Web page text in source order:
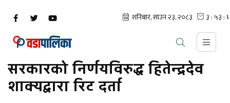
सरकारको निर्णयविरुद्ध हितेन्द्रदेव
शाक्यद्वारा रिट दर्ता